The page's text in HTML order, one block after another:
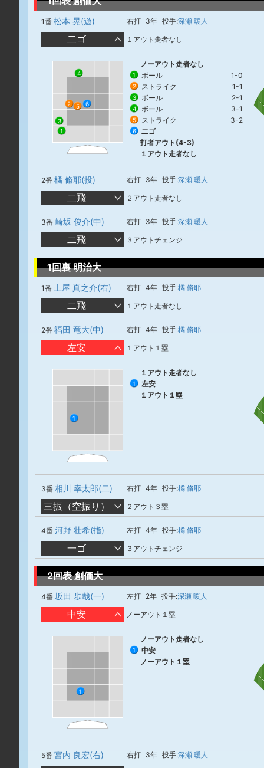
1番 松本 晃(遊) 右打 3年 投手:深瀬 暖人
二ゴ １アウト走者なし
1
2
3
4
5 6
ノーアウト走者なし
1 ボール 1-0
2 ストライク 1-1
3 ボール 2-1
4 ボール 3-1
5 ストライク 3-2
6
二ゴ
打者アウト(4-3)
１アウト走者なし
2番 橘 脩耶(投) 右打 3年 投手:深瀬 暖人
二飛 ２アウト走者なし
3番 崎坂 俊介(中) 右打 3年 投手:深瀬 暖人
二飛 ３アウトチェンジ
1回裏 明治大
1番 土屋 真之介(右) 右打 4年 投手:橘 脩耶
二飛 １アウト走者なし
2番 福田 竜大(中) 右打 4年 投手:橘 脩耶
左安 １アウト１塁
1
１アウト走者なし
1
左安
１アウト１塁
3番 相川 幸太郎(二) 右打 4年 投手:橘 脩耶
三振（空振り） ２アウト３塁
4番 河野 壮希(指) 左打 4年 投手:橘 脩耶
一ゴ ３アウトチェンジ
2回表 創価大
4番 坂田 歩哉(一) 左打 2年 投手:深瀬 暖人
中安 ノーアウト１塁
1
ノーアウト走者なし
1
中安
ノーアウト１塁
5番 宮内 良宏(右) 右打 3年 投手:深瀬 暖人